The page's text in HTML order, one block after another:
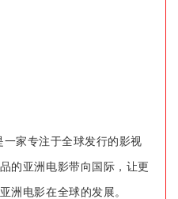
一家专注于全球发行的影视
的亚洲电影带向国际，让更
洲电影在全球的发展。